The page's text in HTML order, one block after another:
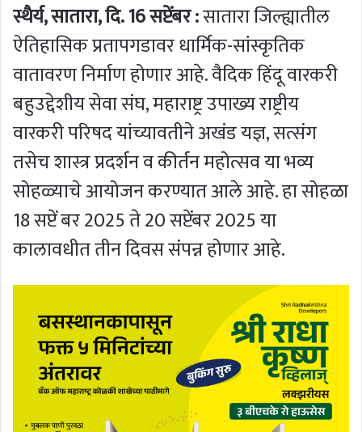
स्थैर्य, सातारा, दि. 16 सप्टेंबर :सातारा जिल्ह्यातील
ऐतिहासिक प्रतापगडावर धार्मिक-सांस्कृतिक
वातावरण निर्माण होणार आहे. वैदिक हिंदू वारकरी
बहुउद्देशीय सेवा संघ, महाराष्ट्र उपाख्य राष्ट्रीय
वारकरी परिषद यांच्यावतीने अखंड यज्ञ, सत्संग
तसेच शास्त्र प्रदर्शन व कीर्तन महोत्सव या भव्य
सोहळ्याचे आयोजन करण्यात आले आहे. हा सोहळा
18 सप्टें बर 2025 ते 20 सप्टेंबर 2025 या
कालावधीत तीन दिवस संपन्न होणार आहे.